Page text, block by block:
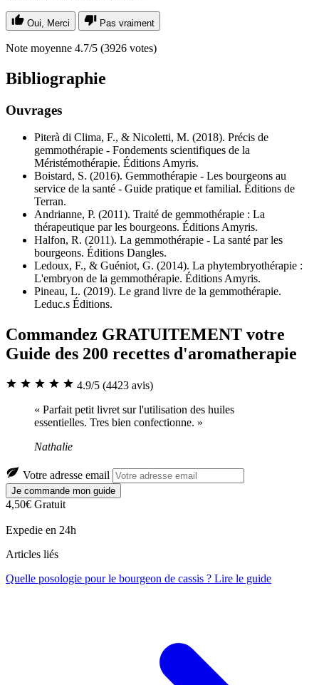
Oui, Merci Pas vraiment
Note moyenne 4.7/5 (3926 votes)
Bibliographie
Ouvrages
Piterà di Clima, F., & Nicoletti, M. (2018). Précis de
gemmothérapie - Fondements scientifiques de la
Méristémothérapie. Éditions Amyris.
Boistard, S. (2016). Gemmothérapie - Les bourgeons au
service de la santé - Guide pratique et familial. Éditions de
Terran.
Andrianne, P. (2011). Traité de gemmothérapie : La
thérapeutique par les bourgeons. Éditions Amyris.
Halfon, R. (2011). La gemmothérapie - La santé par les
bourgeons. Éditions Dangles.
Ledoux, F., & Guéniot, G. (2014). La phytembryothérapie :
L'embryon de la gemmothérapie. Éditions Amyris.
Pineau, L. (2019). Le grand livre de la gemmothérapie.
Leduc.s Éditions.
Commandez GRATUITEMENT votre
Guide des 200 recettes d'aromatherapie
4.9/5 (4423 avis)
« Parfait petit livret sur l'utilisation des huiles
essentielles. Tres bien confectionne. »
Nathalie
Votre adresse email
Je commande mon guide
4,50€ Gratuit
Expedie en 24h
Articles liés
Quelle posologie pour le bourgeon de cassis ? Lire le guide